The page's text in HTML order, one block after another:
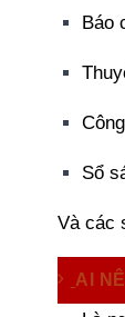
Báo
Sổ
Và các
AI